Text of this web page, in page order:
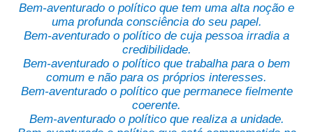
Bem-aventurado o político que tem uma alta noção e
uma profunda consciência do seu papel.
Bem-aventurado o político de cuja pessoa irradia a
credibilidade.
Bem-aventurado o político que trabalha para o bem
comum e não para os próprios interesses.
Bem-aventurado o político que permanece fielmente
coerente.
Bem-aventurado o político que realiza a unidade.